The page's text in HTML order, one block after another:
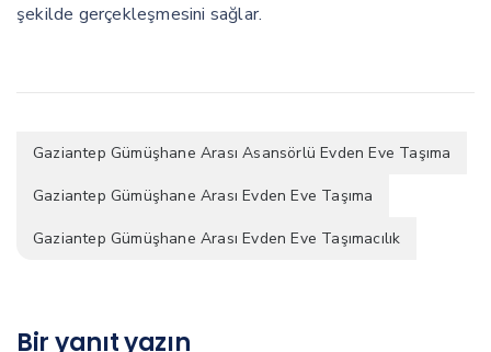
şekilde gerçekleşmesini sağlar.
Gaziantep Gümüşhane Arası Asansörlü Evden Eve Taşıma
Gaziantep Gümüşhane Arası Evden Eve Taşıma
Gaziantep Gümüşhane Arası Evden Eve Taşımacılık
Bir yanıt yazın